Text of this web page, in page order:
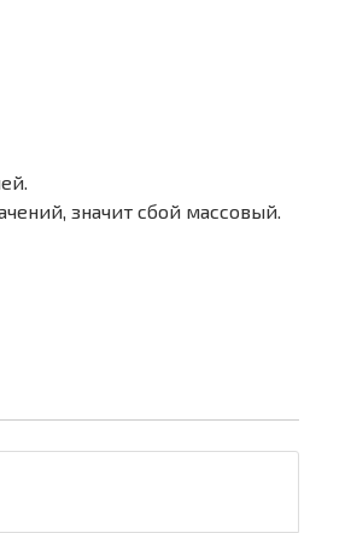
значит сбой массовый.